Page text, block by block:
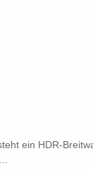
ein HDR-